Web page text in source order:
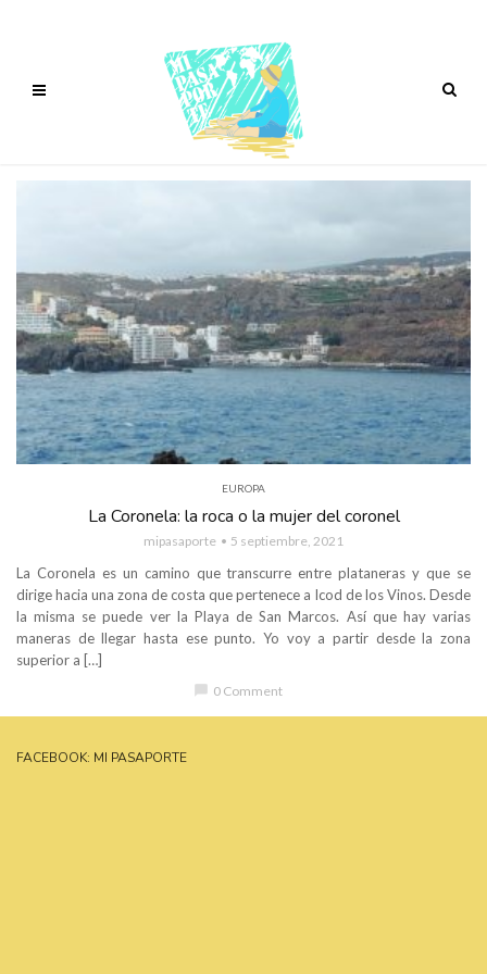
EUROPA
La Coronela: la roca o la mujer del coronel
mipasaporte 5 septiembre, 2021
La Coronela es un camino que transcurre entre plataneras y que se
dirige hacia una zona de costa que pertenece a Icod de los Vinos. Desde
la misma se puede ver la Playa de San Marcos. Así que hay varias
maneras de llegar hasta ese punto. Yo voy a partir desde la zona
superior a […]
chat_bubble 0 Comment
FACEBOOK: MI PASAPORTE